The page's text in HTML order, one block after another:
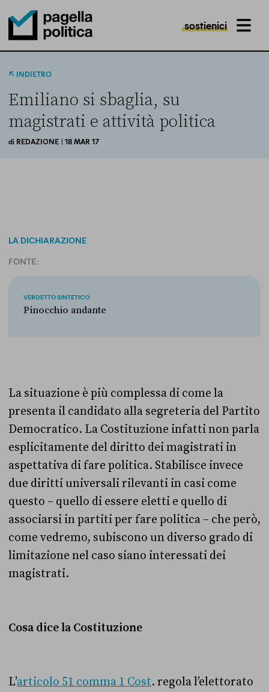
Pagella Politica Logo
sostienici MENU
INDIETRO
Emiliano si sbaglia, su
magistrati e attività politica
di REDAZIONE | 18 MAR 17
LA DICHIARAZIONE
FONTE:
VERDETTO SINTETICO
Pinocchio andante
La situazione è più complessa di come la
presenta il candidato alla segreteria del Partito
Democratico. La Costituzione infatti non parla
esplicitamente del diritto dei magistrati in
aspettativa di fare politica. Stabilisce invece
due diritti universali rilevanti in casi come
questo – quello di essere eletti e quello di
associarsi in partiti per fare politica – che però,
come vedremo, subiscono un diverso grado di
limitazione nel caso siano interessati dei
magistrati.
Cosa dice la Costituzione
L’articolo 51 comma 1 Cost. regola l’elettorato